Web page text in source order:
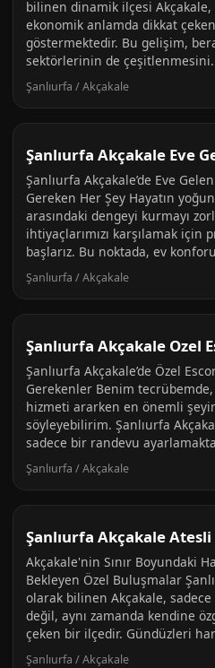
bilinen dinamik ilçesi Akçakale,
ekonomik anlamda dikkat
göstermektedir. Bu gelişim,
sektörlerinin de
Şanlıurfa / Akçakale
Şanlıurfa Akçakale Eve
Şanlıurfa Akçakale’de Eve
Gereken Her Şey Hayatın
arasındaki dengeyi kurmayı
ihtiyaçlarımızı karşılamak için
başlarız. Bu noktada, ev
Şanlıurfa / Akçakale
Şanlıurfa Akçakale Ozel
Şanlıurfa Akçakale’de Özel
Gerekenler Benim
hizmeti ararken en önemli
söyleyebilirim. Şanlıurfa
sadece bir randevu
Şanlıurfa / Akçakale
Şanlıurfa Akçakale Atesli
Akçakale'nin Sınır Boyundaki
Bekleyen Özel Buluşmalar
olarak bilinen Akçakale, sadece
değil, aynı zamanda kendine
çeken bir ilçedir. Gündüzleri
Şanlıurfa / Akçakale